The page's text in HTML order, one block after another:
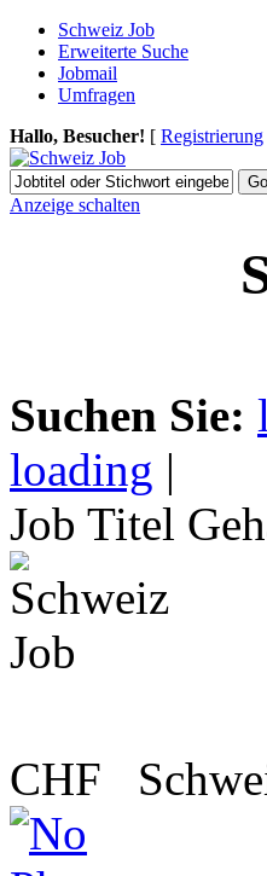
Schweiz Job
Erweiterte Suche
Jobmail
Umfragen
Hallo, Besucher! [ Registrierung
Anzeige schalten
Suchen Sie:
loading |
Job Titel
CHF